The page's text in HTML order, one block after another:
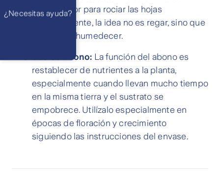
pulverizador para rociar las hojas
delicadamente, la idea no es regar, sino que
solamente humedecer.
Uso de abono: La función del abono es
restablecer de nutrientes a la planta,
especialmente cuando llevan mucho tiempo
en la misma tierra y el sustrato se
empobrece. Utilízalo especialmente en
épocas de floración y crecimiento
siguiendo las instrucciones del envase.
¿Necesitas ayuda?
WhatsApp
Atención 24